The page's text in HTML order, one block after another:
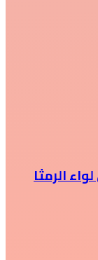
الرمثا